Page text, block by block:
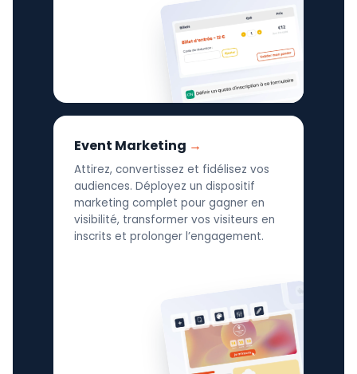
Event Marketing
Attirez, convertissez et fidélisez vos
audiences. Déployez un dispositif
marketing complet pour gagner en
visibilité, transformer vos visiteurs en
inscrits et prolonger l’engagement.